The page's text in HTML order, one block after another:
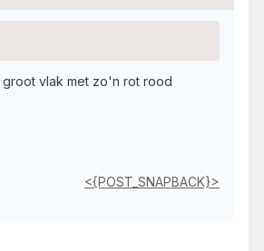
vlak met zo'n rot rood
<{POST_SNAPBACK}>